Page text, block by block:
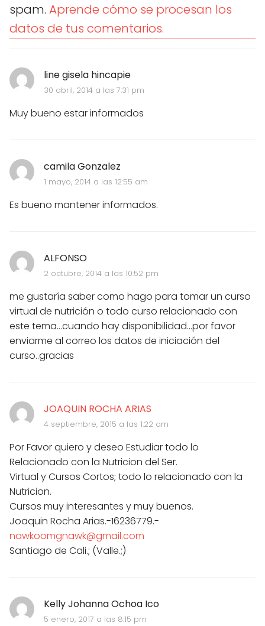
line gisela hincapie
30 abril, 2014 a las 7:31 pm
Muy bueno estar informados
camila Gonzalez
1 mayo, 2014 a las 12:55 am
Es bueno mantener informados.
ALFONSO
2 octubre, 2014 a las 10:52 pm
me gustaría saber como hago para tomar un curso
virtual de nutrición o todo curso relacionado con
este tema...cuando hay disponibilidad...por favor
enviarme al correo los datos de iniciación del
curso..gracias
JOAQUIN ROCHA ARIAS
4 septiembre, 2015 a las 1:22 am
Por Favor quiero y deseo Estudiar todo lo
Relacionado con la Nutricion del Ser.
Virtual y Cursos Cortos; todo lo relacionado con la
Nutricion.
Cursos muy interesantes y muy buenos.
Joaquin Rocha Arias.-16236779.-
nawkoomgnawk@gmail.com
Santiago de Cali.; (Valle.;)
Kelly Johanna Ochoa Ico
5 enero, 2017 a las 8:15 pm
spam. Aprende cómo se procesan los
datos de tus comentarios.